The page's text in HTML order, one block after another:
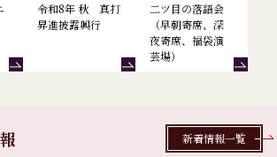
令和8年 秋 真打
昇進披露興行
二ツ目の落語会
（早朝寄席、深
夜寄席、福袋演
芸場）
新着情報一覧